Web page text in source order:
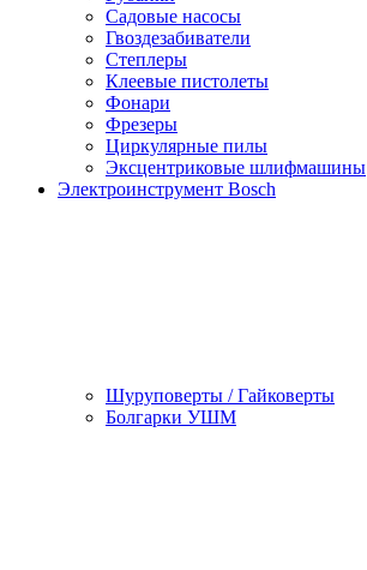
Садовые насосы
Гвоздезабиватели
Степлеры
Клеевые пистолеты
Фонари
Фрезеры
Циркулярные пилы
Эксцентриковые шлифмашины
Электроинструмент Bosch
Шуруповерты / Гайковерты
Болгарки УШМ